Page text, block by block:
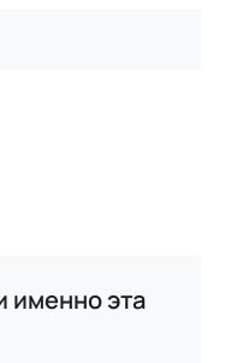
именно эта